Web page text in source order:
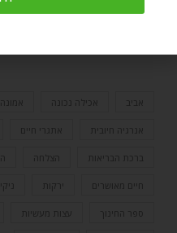
מאמרים מרתקים נוספים
אמונה
אנרגיה חיובית אתגרי חיים
ברכת הבריאות הצלחה
חיים מאושרים ירקות
ספר החינוך עצות מעשיות